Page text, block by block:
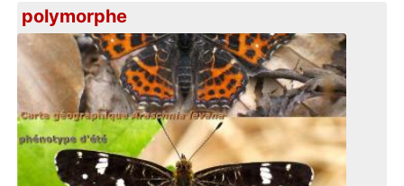
polymorphe